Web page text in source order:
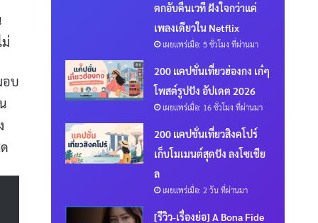
อบ
ตกอับคืนเวที ฝังใจกว่าแค่
เพลงเดียวใน Netflix
เผยแพร่เมื่อ: 5 ชั่วโมง ที่ผ่านมา
200 แคปชั่นเที่ยวฮ่องกง เก๋ๆ
โพสต์รูปปัง อัปเดต 2026
เผยแพร่เมื่อ: 16 ชั่วโมง ที่ผ่านมา
200 แคปชั่นเที่ยวสิงคโปร์
เก็บโมเมนต์สุดปัง ลงโซเชีย
ล
เผยแพร่เมื่อ: 2 วัน ที่ผ่านมา
[รีวิว-เรื่องย่อ] A Bona Fide